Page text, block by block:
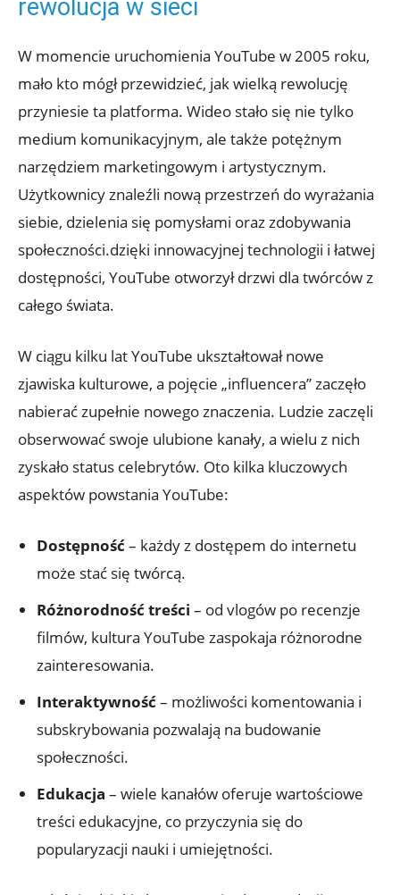
rewolucja w sieci
W momencie uruchomienia YouTube w 2005 roku,
mało kto mógł przewidzieć, jak wielką rewolucję
przyniesie ta platforma. Wideo stało się nie tylko
medium komunikacyjnym, ale także potężnym
narzędziem marketingowym i artystycznym.
Użytkownicy znaleźli nową przestrzeń do wyrażania
siebie, dzielenia się pomysłami oraz zdobywania
społeczności.dzięki innowacyjnej technologii i łatwej
dostępności, YouTube otworzył drzwi dla twórców z
całego świata.
W ciągu kilku lat YouTube ukształtował nowe
zjawiska kulturowe, a pojęcie „influencera” zaczęło
nabierać zupełnie nowego znaczenia. Ludzie zaczęli
obserwować swoje ulubione kanały, a wielu z nich
zyskało status celebrytów. Oto kilka kluczowych
aspektów powstania YouTube:
Dostępność– każdy z dostępem do internetu
może stać się twórcą.
Różnorodność treści – od vlogów po recenzje
filmów, kultura YouTube zaspokaja różnorodne
zainteresowania.
Interaktywność– możliwości komentowania i
subskrybowania pozwalają na budowanie
społeczności.
Edukacja – wiele kanałów oferuje wartościowe
treści edukacyjne, co przyczynia się do
popularyzacji nauki i umiejętności.